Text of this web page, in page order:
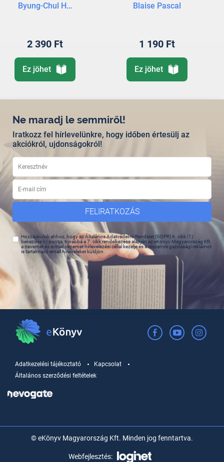
Byung-Chul Han
2 390 Ft
Ez jöhet
Blaise Pascal
1 190 Ft
Ez jöhet
Ne maradj le semmiről!
Iratkozz fel hírlevelünkre, hogy időben értesülj az
akciókról, ujdonságokról!
FELIRATKOZÁS
Hozzájárulok ahhoz, hogy az Általános Adatvédelmi Rendelet (GDPR) 6. cikk (1)
bekezdés b) pontja, továbbá a 7. cikk rendelkezése alapján az eKönyv Magyarország Kft.
a nevemet és e-mail címemet hírlevelezési céllal kezelje és a részemre gazdasági reklámot
is tartalmazó email hírleveleket küldjön.
Adatkezelési tájékoztató
Kapcsolat
Általános szerződési feltételek
© eKönyv Magyarország Kft. Minden jog fenntartva.
Webfejlesztés: